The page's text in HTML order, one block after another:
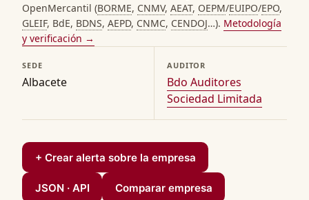
OpenMercantil (BORME, CNMV, AEAT, OEPM/EUIPO/EPO,
GLEIF, BdE, BDNS, AEPD, CNMC, CENDOJ…). Metodología
y verificación →
SEDE
Albacete
AUDITOR
Bdo Auditores
Sociedad Limitada
+ Crear alerta sobre la empresa
JSON · API Comparar empresa